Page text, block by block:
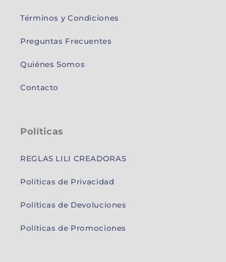
Términos y Condiciones
Preguntas Frecuentes
Quiénes Somos
Contacto
Políticas
REGLAS LILI CREADORAS
Políticas de Privacidad
Políticas de Devoluciones
Políticas de Promociones